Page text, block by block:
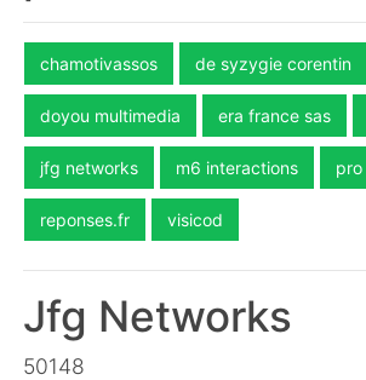
chamotivassos de syzygie corentin
doyou multimedia era france sas
jfg networks m6 interactions
reponses.fr visicod
Jfg Networks
50148